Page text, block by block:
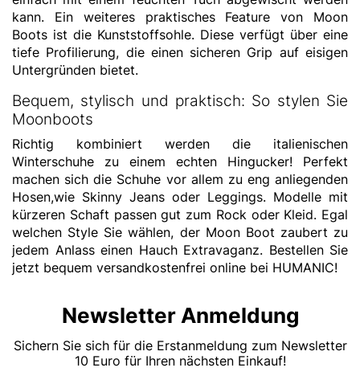
kann. Ein weiteres praktisches Feature von Moon
Boots ist die Kunststoffsohle. Diese verfügt über eine
tiefe Profilierung, die einen sicheren Grip auf eisigen
Untergründen bietet.
Bequem, stylisch und praktisch: So stylen Sie
Moonboots
Richtig kombiniert werden die italienischen
Winterschuhe zu einem echten Hingucker! Perfekt
machen sich die Schuhe vor allem zu eng anliegenden
Hosen,wie Skinny Jeans oder Leggings. Modelle mit
kürzeren Schaft passen gut zum Rock oder Kleid. Egal
welchen Style Sie wählen, der Moon Boot zaubert zu
jedem Anlass einen Hauch Extravaganz. Bestellen Sie
jetzt bequem versandkostenfrei online bei HUMANIC!
Newsletter Anmeldung
Sichern Sie sich für die Erstanmeldung zum Newsletter
10 Euro für Ihren nächsten Einkauf!